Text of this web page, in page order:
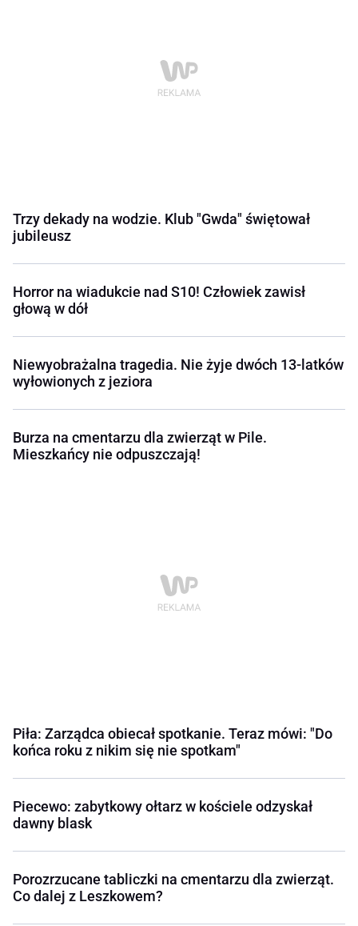
Trzy dekady na wodzie. Klub "Gwda" świętował
jubileusz
Horror na wiadukcie nad S10! Człowiek zawisł
głową w dół
Niewyobrażalna tragedia. Nie żyje dwóch 13-latków
wyłowionych z jeziora
Burza na cmentarzu dla zwierząt w Pile.
Mieszkańcy nie odpuszczają!
Piła: Zarządca obiecał spotkanie. Teraz mówi: "Do
końca roku z nikim się nie spotkam"
Piecewo: zabytkowy ołtarz w kościele odzyskał
dawny blask
Porozrzucane tabliczki na cmentarzu dla zwierząt.
Co dalej z Leszkowem?